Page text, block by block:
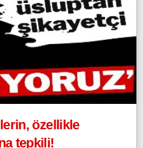
özellikle
tepkili!